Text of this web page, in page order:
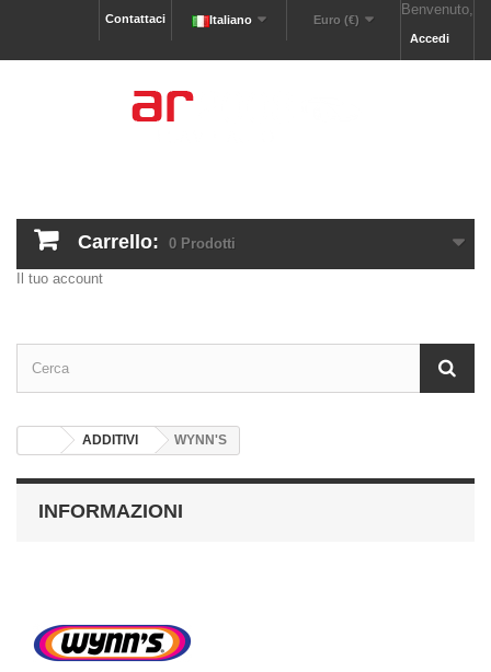
Benvenuto,
Accedi
Euro (€)
Italiano
Contattaci
Carrello: 0 Prodotti
Il tuo account
ADDITIVI WYNN'S
INFORMAZIONI